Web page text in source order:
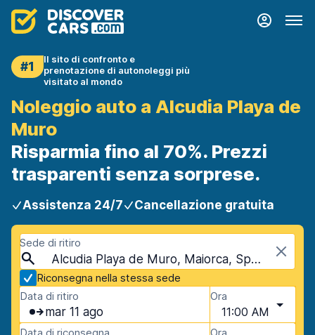
#1
Il sito di confronto e
prenotazione di autonoleggi più
visitato al mondo
Noleggio auto a Alcudia Playa de
Muro
Risparmia fino al 70%. Prezzi
trasparenti senza sorprese.
Assistenza 24/7 Cancellazione gratuita
Sede di ritiro
Alcudia Playa de Muro, Maiorca, Spagna - Isole Baleari
Riconsegna nella stessa sede
Data di ritiro
mar 11 ago
Ora
11:00 AM